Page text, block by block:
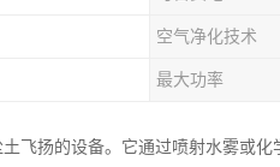
空气净化技术
最大功率
飞扬的设备。它通过喷射水雾或